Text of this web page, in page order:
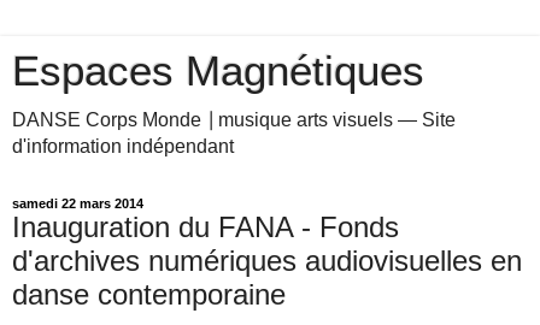
Espaces Magnétiques
DANSE Corps Monde ⎥ musique arts visuels — Site
d'information indépendant
samedi 22 mars 2014
Inauguration du FANA - Fonds
d'archives numériques audiovisuelles en
danse contemporaine